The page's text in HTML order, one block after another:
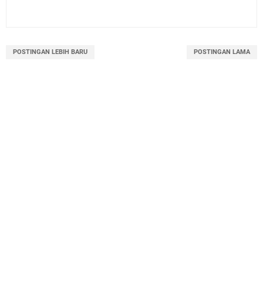
POSTINGAN LEBIH BARU POSTINGAN LAMA